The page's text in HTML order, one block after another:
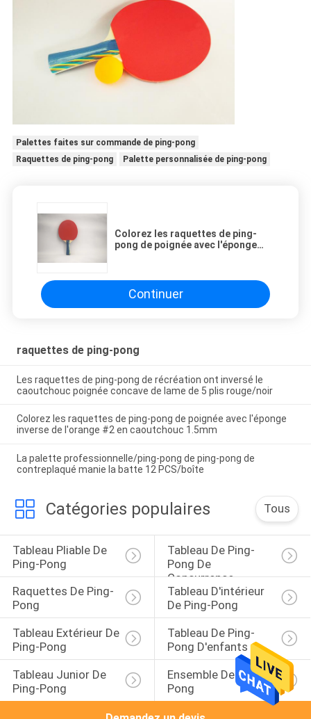
Palettes faites sur commande de ping-pong
Raquettes de ping-pong
Palette personnalisée de ping-pong
Colorez les raquettes de ping-
pong de poignée avec l'éponge
Continuer
raquettes de ping-pong
Les raquettes de ping-pong de récréation ont inversé le
caoutchouc poignée concave de lame de 5 plis rouge/noir
Colorez les raquettes de ping-pong de poignée avec l'éponge
inverse de l'orange #2 en caoutchouc 1.5mm
La palette professionnelle/ping-pong de ping-pong de
contreplaqué manie la batte 12 PCS/boîte
Catégories populaires Tous
Tableau Pliable De
Ping-Pong
Tableau De Ping-
Pong De
Concurrence
Raquettes De Ping-
Pong
Tableau D'intérieur
De Ping-Pong
Tableau Extérieur De
Ping-Pong
Tableau De Ping-
Pong D'enfants
Tableau Junior De
Ping-Pong
Ensemble De Ping-
Pong